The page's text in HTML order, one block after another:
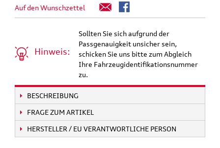
Auf den Wunschzettel
Hinweis:
Sollten Sie sich aufgrund der
Passgenauigkeit unsicher sein,
schicken Sie uns bitte zum Abgleich
Ihre Fahrzeugidentifikationsnummer
zu.
BESCHREIBUNG
FRAGE ZUM ARTIKEL
HERSTELLER / EU VERANTWORTLICHE PERSON